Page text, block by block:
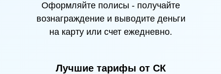
Оформляйте полисы - получайте
вознаграждение и выводите деньги
на карту или счет ежедневно.
Лучшие тарифы от СК